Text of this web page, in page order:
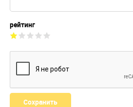
рейтинг